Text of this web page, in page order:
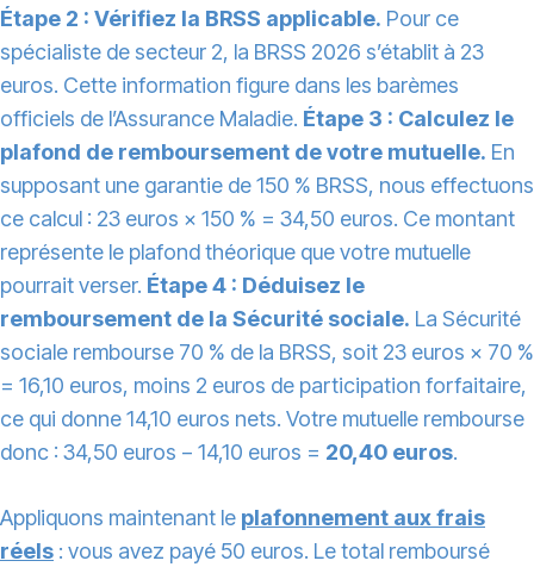
Étape 2 : Vérifiez la BRSS applicable. Pour ce
spécialiste de secteur 2, la BRSS 2026 s’établit à 23
euros. Cette information figure dans les barèmes
officiels de l’Assurance Maladie. Étape 3 : Calculez le
plafond de remboursement de votre mutuelle. En
supposant une garantie de 150 % BRSS, nous effectuons
ce calcul : 23 euros × 150 % = 34,50 euros. Ce montant
représente le plafond théorique que votre mutuelle
pourrait verser. Étape 4 : Déduisez le
remboursement de la Sécurité sociale. La Sécurité
sociale rembourse 70 % de la BRSS, soit 23 euros × 70 %
= 16,10 euros, moins 2 euros de participation forfaitaire,
ce qui donne 14,10 euros nets. Votre mutuelle rembourse
donc : 34,50 euros − 14,10 euros = 20,40 euros.
Appliquons maintenant le plafonnement aux frais
réels : vous avez payé 50 euros. Le total remboursé